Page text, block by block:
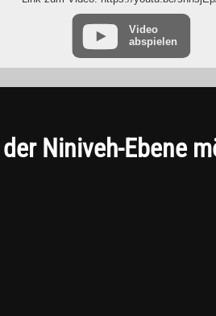
Nutzungsinformationen ab. Möchten
in der Datenschutzerklärung des Anbieters
Video
abspielen
Niniveh-Ebene